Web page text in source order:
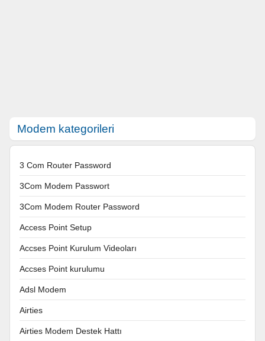
Modem kategorileri
3 Com Router Password
3Com Modem Passwort
3Com Modem Router Password
Access Point Setup
Accses Point Kurulum Videoları
Accses Point kurulumu
Adsl Modem
Airties
Airties Modem Destek Hattı